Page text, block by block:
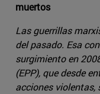
muertos
Las guerrillas
del pasado. Esa
surgimiento en
(EPP), que desde
acciones violentas,